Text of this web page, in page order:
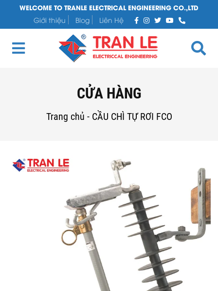
WELCOME TO TRANLE ELECTRICAL ENGINEERING CO.,LTD
Giới thiệu
Blog Liên Hệ
CỬA HÀNG
Trang chủ - CẦU CHÌ TỰ RƠI FCO